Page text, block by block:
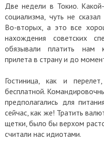
Две недели в Токио.
социализма, чуть не
Во-вторых, а это все
нахождения советских
обязывали платить нам
прилета в страну и до
Гостиница, как и
бесплатной.
предполагались для
сейчас, как же! Тратить
щетки, было бы верхом
считали нас идиотами.